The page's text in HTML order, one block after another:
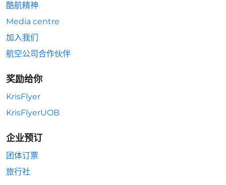
酷航精神
Media centre
加入我们
航空公司合作伙伴
奖励给你
KrisFlyer
KrisFlyerUOB
企业预订
团体订票
旅行社